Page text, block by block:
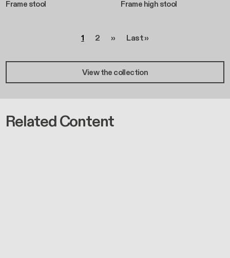
Frame stool Frame high stool
Page
1 Page
2 Page suivante
›› Dernière page
Last »
View the collection
Related Content